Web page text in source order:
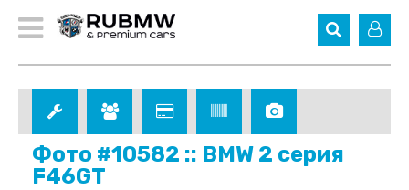
Фото #10582 :: BMW 2 серия
F46GT